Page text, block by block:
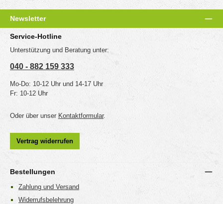
Newsletter
Service-Hotline
Unterstützung und Beratung unter:
040 - 882 159 333
Mo-Do: 10-12 Uhr und 14-17 Uhr
Fr: 10-12 Uhr
Oder über unser Kontaktformular.
Vertrag widerrufen
Bestellungen
Zahlung und Versand
Widerrufsbelehrung